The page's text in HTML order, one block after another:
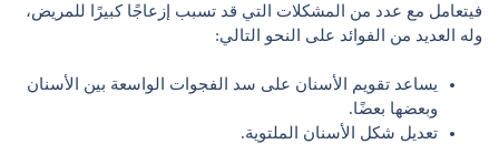
فيتعامل مع عدد من المشكلات التي قد تسبب إزعاجًا كبيرًا للمريض،
وله العديد من الفوائد على النحو التالي:
يساعد تقويم الأسنان على سد الفجوات الواسعة بين الأسنان
وبعضها بعضًا.
تعديل شكل الأسنان الملتوية.